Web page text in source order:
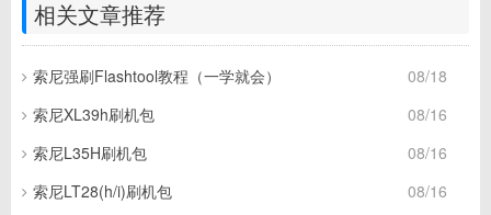
相关文章推荐
08/18
索尼强刷Flashtool教程（一学就会）
08/16
索尼XL39h刷机包
08/16
索尼L35H刷机包
08/16
索尼LT28(h/i)刷机包